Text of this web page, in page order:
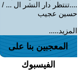
....تنتظر دار النشر ال ... /
حسين عجيب
المزيد.....
المعجبين بنا على
الفيسبوك